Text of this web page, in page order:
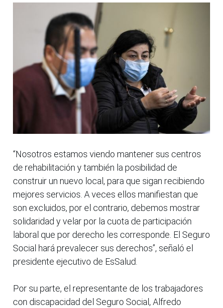
“Nosotros estamos viendo mantener sus centros
de rehabilitación y también la posibilidad de
construir un nuevo local, para que sigan recibiendo
mejores servicios. A veces ellos manifiestan que
son excluidos, por el contrario, debemos mostrar
solidaridad y velar por la cuota de participación
laboral que por derecho les corresponde. El Seguro
Social hará prevalecer sus derechos”, señaló el
presidente ejecutivo de EsSalud.
Por su parte, el representante de los trabajadores
con discapacidad del Seguro Social, Alfredo